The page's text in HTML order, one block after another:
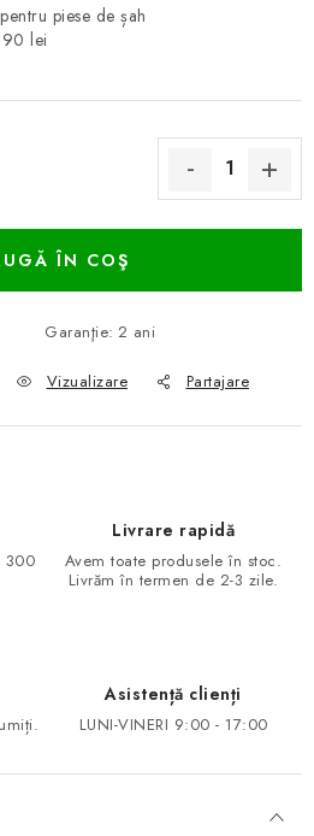
piese de șah
lei
ÎN COŞ
Garanţie: 2 ani
Vizualizare Partajare
300
Livrare rapidă
Avem toate produsele în stoc.
Livrăm în termen de 2-3 zile.
Asistență clienți
LUNI-VINERI 9:00 - 17:00